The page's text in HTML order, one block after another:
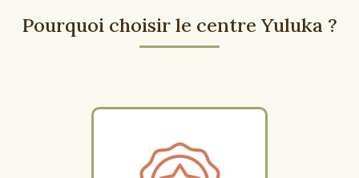
Pourquoi choisir le centre Yuluka ?